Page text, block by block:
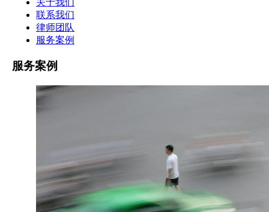
关于我们
联系我们
律师团队
服务案例
服务案例